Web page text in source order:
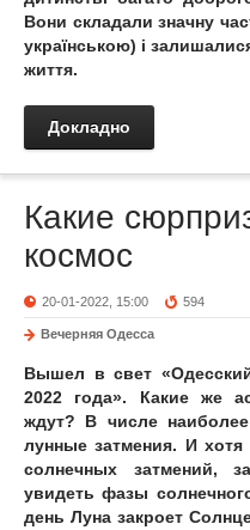
Вони складали значну
українською) і
життя.
Докладно
Какие
космос
20-01-2022, 15:00 594
Вечерняя Одесса
Вышел в свет
2022 года». Какие же
ждут? В числе
лунные затмения. И
солнечных затмений,
увидеть фазы
день Луна закроет